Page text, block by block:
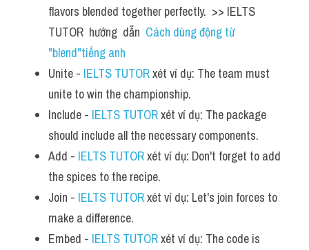
flavors blended together perfectly.  >> IELTS
TUTOR  hướng  dẫn Cách dùng động từ
"blend"tiếng anh
Unite - IELTS TUTOR xét ví dụ: The team must
unite to win the championship.
Include - IELTS TUTOR xét ví dụ: The package
should include all the necessary components.
Add - IELTS TUTOR xét ví dụ: Don't forget to add
the spices to the recipe.
Join - IELTS TUTOR xét ví dụ: Let's join forces to
make a difference.
Embed - IELTS TUTOR xét ví dụ: The code is